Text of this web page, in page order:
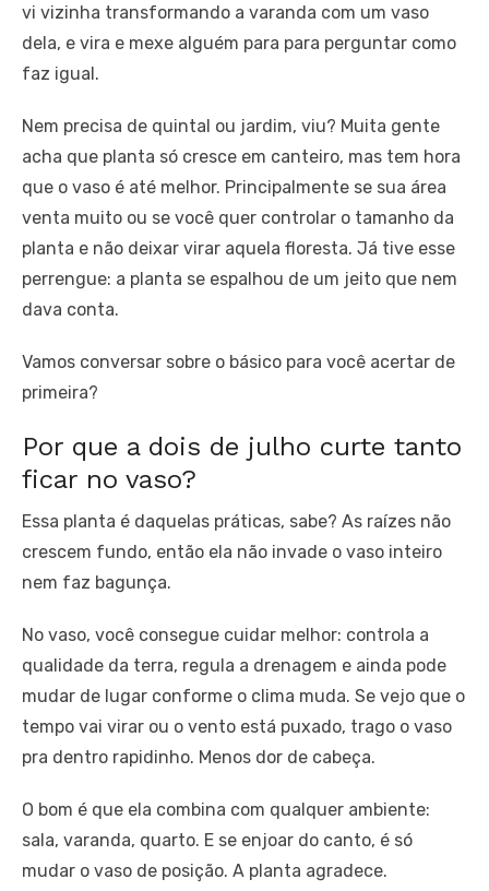
vi vizinha transformando a varanda com um vaso
dela, e vira e mexe alguém para para perguntar como
faz igual.
Nem precisa de quintal ou jardim, viu? Muita gente
acha que planta só cresce em canteiro, mas tem hora
que o vaso é até melhor. Principalmente se sua área
venta muito ou se você quer controlar o tamanho da
planta e não deixar virar aquela floresta. Já tive esse
perrengue: a planta se espalhou de um jeito que nem
dava conta.
Vamos conversar sobre o básico para você acertar de
primeira?
Por que a dois de julho curte tanto
ficar no vaso?
Essa planta é daquelas práticas, sabe? As raízes não
crescem fundo, então ela não invade o vaso inteiro
nem faz bagunça.
No vaso, você consegue cuidar melhor: controla a
qualidade da terra, regula a drenagem e ainda pode
mudar de lugar conforme o clima muda. Se vejo que o
tempo vai virar ou o vento está puxado, trago o vaso
pra dentro rapidinho. Menos dor de cabeça.
O bom é que ela combina com qualquer ambiente:
sala, varanda, quarto. E se enjoar do canto, é só
mudar o vaso de posição. A planta agradece.